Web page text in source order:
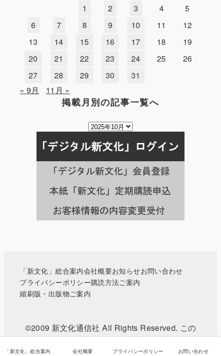
1
2 3 4
5
6
7 8 9 10 11
12
13
14 15 16 17 18
19
20
21 22 23 24 25
26
27
28 29 30
31
« 9月
11月 »
掲載月別の記事一覧へ
掲
月
別
の
事
一
覧
「新文化」総合案内会社概要お知らせお問い合わせ
プライバシーポリシー購読方法ご案内
縮刷版・出版物ご案内
©2009 新文化通信社 All Rights Reserved. この
WEBサイトに掲載されている記事・写真などの無
断転載を禁じます。
「新文化」総合案内 会社概要 プライバシーポリシー お問い合わせ